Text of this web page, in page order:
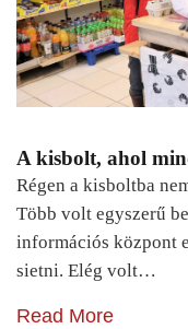
A kisbolt, ahol
Régen a kisboltba
Több volt egyszerű
információs központ
sietni. Elég volt…
Read More